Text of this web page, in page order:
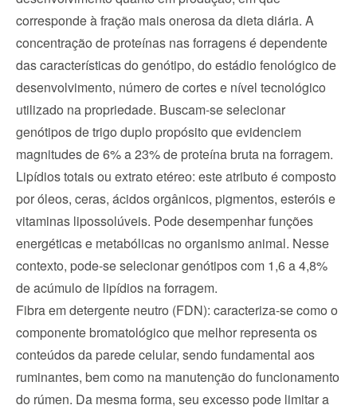
corresponde à fração mais onerosa da dieta diária. A
concentração de proteínas nas forragens é dependente
das características do genótipo, do estádio fenológico de
desenvolvimento, número de cortes e nível tecnológico
utilizado na propriedade. Buscam-se selecionar
genótipos de trigo duplo propósito que evidenciem
magnitudes de 6% a 23% de proteína bruta na forragem.
Lipídios totais ou extrato etéreo: este atributo é composto
por óleos, ceras, ácidos orgânicos, pigmentos, esteróis e
vitaminas lipossolúveis. Pode desempenhar funções
energéticas e metabólicas no organismo animal. Nesse
contexto, pode-se selecionar genótipos com 1,6 a 4,8%
de acúmulo de lipídios na forragem.
Fibra em detergente neutro (FDN): caracteriza-se como o
componente bromatológico que melhor representa os
conteúdos da parede celular, sendo fundamental aos
ruminantes, bem como na manutenção do funcionamento
do rúmen. Da mesma forma, seu excesso pode limitar a